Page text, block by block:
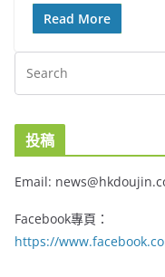
Read More
投稿
Email:
Facebook專頁：
https://